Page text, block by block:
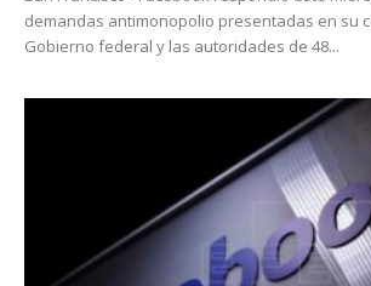
demandas antimonopolio presentadas en su
Gobierno federal y las autoridades de 48...